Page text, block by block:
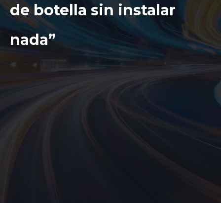
de botella sin instalar
nada”